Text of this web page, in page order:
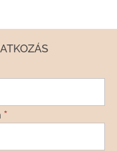
*